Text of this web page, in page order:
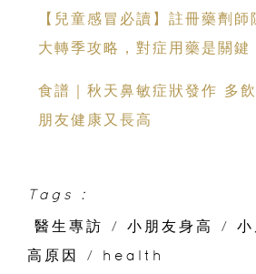
【兒童感冒必讀】註冊藥劑
大轉季攻略，對症用藥是關鍵
食譜｜秋天鼻敏症狀發作 多
朋友健康又長高
Tags :
醫生專訪
/ 小朋友身高 /
高原因
/ health